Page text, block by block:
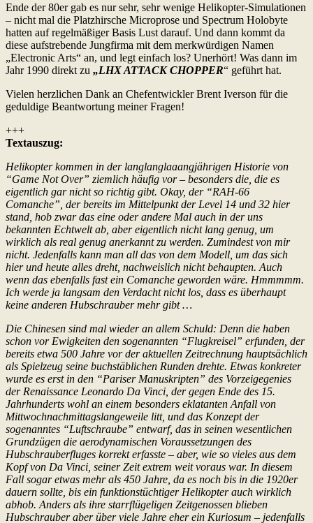
Ende der 80er gab es nur sehr, sehr wenige Helikopter-Simulationen
– nicht mal die Platzhirsche Microprose und Spectrum Holobyte
hatten auf regelmäßiger Basis Lust darauf. Und dann kommt da
diese aufstrebende Jungfirma mit dem merkwürdigen Namen
„Electronic Arts“ an, und legt einfach los? Unerhört! Was dann im
Jahr 1990 direkt zu „LHX ATTACK CHOPPER“ geführt hat.
Vielen herzlichen Dank an Chefentwickler Brent Iverson für die
geduldige Beantwortung meiner Fragen!
+++
Textauszug:
Helikopter kommen in der langlanglaaangjährigen Historie von
“Game Not Over” ziemlich häufig vor – besonders die, die es
eigentlich gar nicht so richtig gibt. Okay, der “RAH-66
Comanche”, der bereits im Mittelpunkt der Level 14 und 32 hier
stand, hob zwar das eine oder andere Mal auch in der uns
bekannten Echtwelt ab, aber eigentlich nicht lang genug, um
wirklich als real genug anerkannt zu werden. Zumindest von mir
nicht. Jedenfalls kann man all das von dem Modell, um das sich
hier und heute alles dreht, nachweislich nicht behaupten. Auch
wenn das ebenfalls fast ein Comanche geworden wäre. Hmmmmm.
Ich werde ja langsam den Verdacht nicht los, dass es überhaupt
keine anderen Hubschrauber mehr gibt …
Die Chinesen sind mal wieder an allem Schuld: Denn die haben
schon vor Ewigkeiten den sogenannten “Flugkreisel” erfunden, der
bereits etwa 500 Jahre vor der aktuellen Zeitrechnung hauptsächlich
als Spielzeug seine buchstäblichen Runden drehte. Etwas konkreter
wurde es erst in den “Pariser Manuskripten” des Vorzeigegenies
der Renaissance Leonardo Da Vinci, der gegen Ende des 15.
Jahrhunderts wohl an einem besonders eklatanten Anfall von
Mittwochnachmittagslangeweile litt, und das Konzept der
sogenanntes “Luftschraube” entwarf, das in seinen wesentlichen
Grundzügen die aerodynamischen Voraussetzungen des
Hubschrauberfluges korrekt erfasste – aber, wie so vieles aus dem
Kopf von Da Vinci, seiner Zeit extrem weit voraus war. In diesem
Fall sogar etwas mehr als 450 Jahre, da es noch bis in die 1920er
dauern sollte, bis ein funktionstüchtiger Helikopter auch wirklich
abhob. Anders als ihre starrflügeligen Zeitgenossen blieben
Hubschrauber aber über viele Jahre eher ein Kuriosum – jedenfalls